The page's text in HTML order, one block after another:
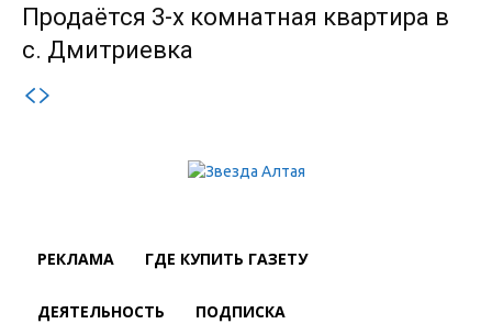
Продаётся 3-х комнатная квартира в
с. Дмитриевка
РЕКЛАМА ГДЕ КУПИТЬ ГАЗЕТУ
ДЕЯТЕЛЬНОСТЬ ПОДПИСКА